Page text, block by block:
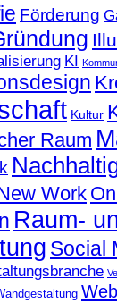
Förderung
KI
Kultur
Raum
Work
Raum-
Social